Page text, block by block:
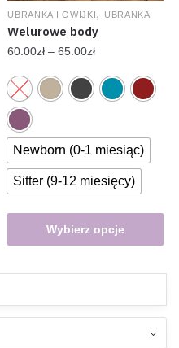
UBRANKA I OWIJKI, UBRANKA
Welurowe body
60.00zł –65.00zł
Newborn (0-1 miesiąc)
Sitter (9-12 miesięcy)
Wybierz opcje